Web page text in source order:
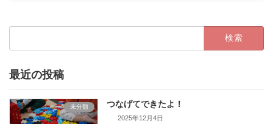
検
最近の投稿
未分類 つなげてできたよ！
2025年12月4日